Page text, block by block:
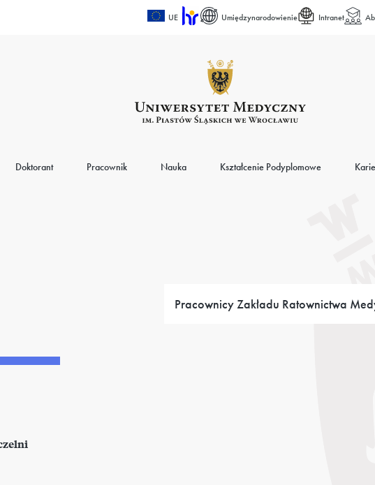
UE Umiędzynarodowienie Intranet
Doktorant Pracownik Nauka Kształcenie Podyplomowe
Pracownicy Zakładu Ratownictwa